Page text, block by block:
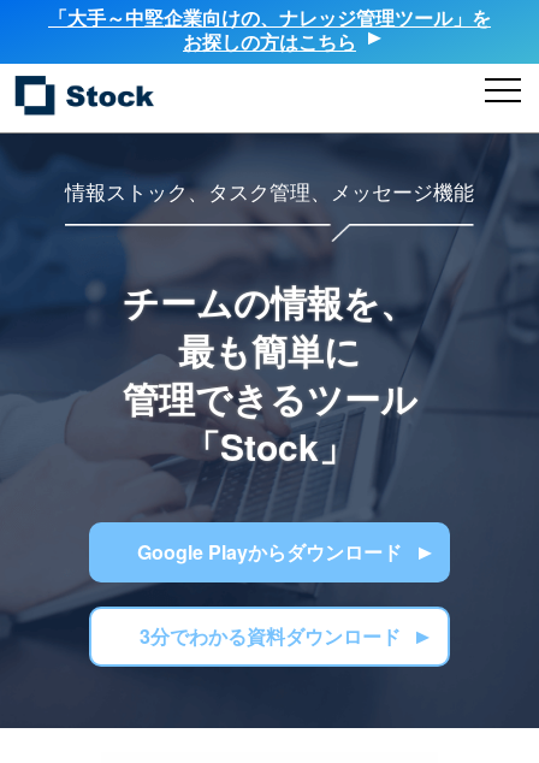
「大手～中堅企業向けの、ナレッジ管理ツール」を
お探しの方はこちら
情報ストック、タスク管理、メッセージ機能
チームの情報を、
最も簡単に
管理できるツール
「Stock」
Google Playからダウンロード
3分でわかる資料ダウンロード